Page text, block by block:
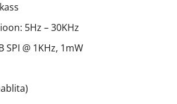
5Hz – 30KHz
@ 1KHz, 1mW